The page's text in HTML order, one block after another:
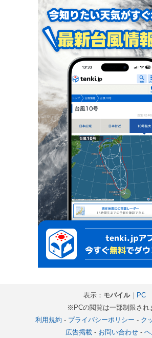
表示： モバイル｜ PC
※PCの閲覧は一部制限され
利用規約 - プライバシーポリシー - ク
広告掲載- お問い合わせ-